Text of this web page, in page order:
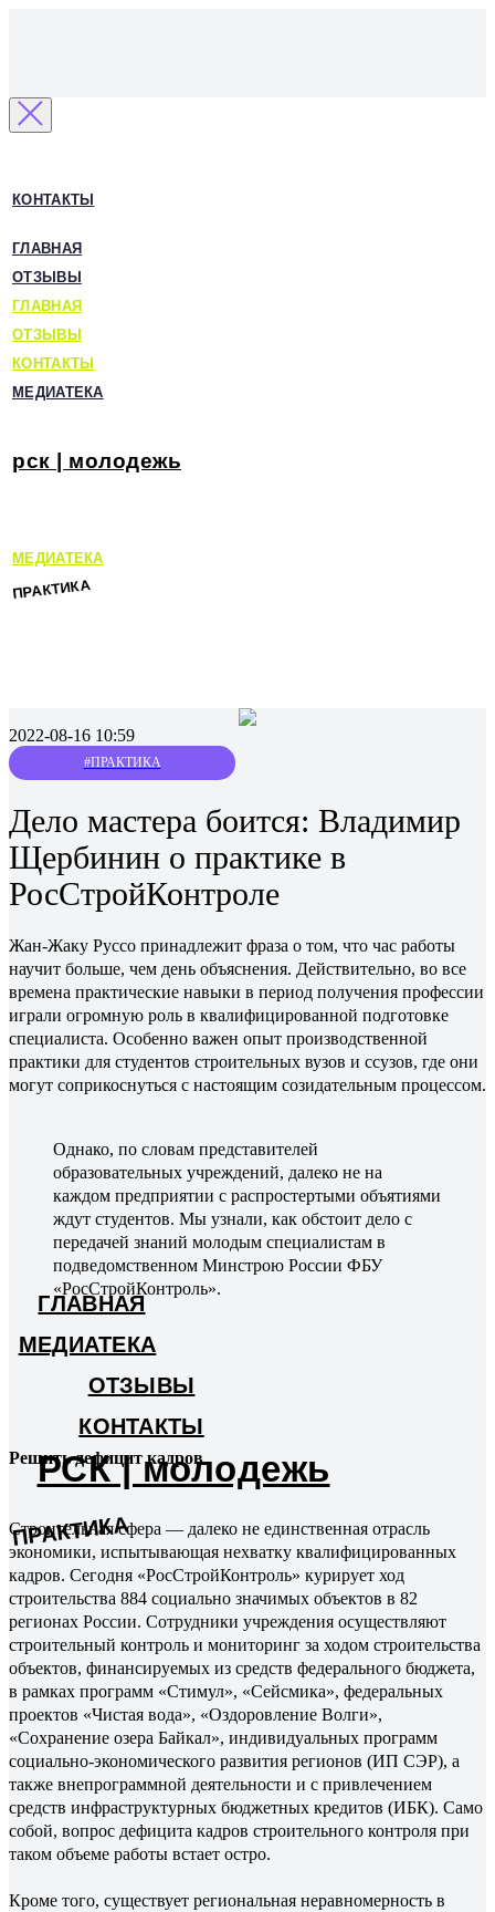
КОНТАКТЫ
ГЛАВНАЯ
ОТЗЫВЫ
ГЛАВНАЯ
ОТЗЫВЫ
КОНТАКТЫ
МЕДИАТЕКА
рск | молодежь
МЕДИАТЕКА
ПРАКТИКА
ГЛАВНАЯ
МЕДИАТЕКА
ОТЗЫВЫ
КОНТАКТЫ
РСК | молодежь
ПРАКТИКА
2022-08-16 10:59
#ПРАКТИКА
Дело мастера боится: Владимир
Щербинин о практике в
РосСтройКонтроле
Жан-Жаку Руссо принадлежит фраза о том, что час работы
научит больше, чем день объяснения. Действительно, во все
времена практические навыки в период получения профессии
играли огромную роль в квалифицированной подготовке
специалиста. Особенно важен опыт производственной
практики для студентов строительных вузов и ссузов, где они
могут соприкоснуться с настоящим созидательным процессом.
Однако, по словам представителей
образовательных учреждений, далеко не на
каждом предприятии с распростертыми объятиями
ждут студентов. Мы узнали, как обстоит дело с
передачей знаний молодым специалистам в
подведомственном Минстрою России ФБУ
«РосСтройКонтроль».
Решить дефицит кадров
Строительная сфера — далеко не единственная отрасль
экономики, испытывающая нехватку квалифицированных
кадров. Сегодня «РосСтройКонтроль» курирует ход
строительства 884 социально значимых объектов в 82
регионах России. Сотрудники учреждения осуществляют
строительный контроль и мониторинг за ходом строительства
объектов, финансируемых из средств федерального бюджета,
в рамках программ «Стимул», «Сейсмика», федеральных
проектов «Чистая вода», «Оздоровление Волги»,
«Сохранение озера Байкал», индивидуальных программ
социально-экономического развития регионов (ИП СЭР), а
также внепрограммной деятельности и с привлечением
средств инфраструктурных бюджетных кредитов (ИБК). Само
собой, вопрос дефицита кадров строительного контроля при
таком объеме работы встает остро.
Кроме того, существует региональная неравномерность в